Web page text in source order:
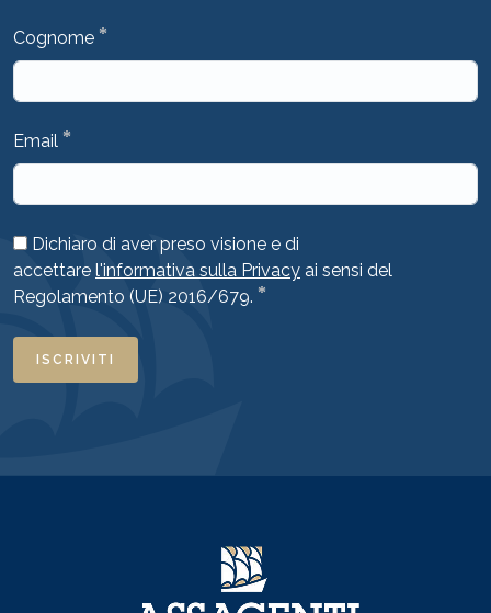
Cognome *
Email *
Dichiaro di aver preso visione e di
accettare l'informativa sulla Privacy ai sensi del
Regolamento (UE) 2016/679. *
ISCRIVITI